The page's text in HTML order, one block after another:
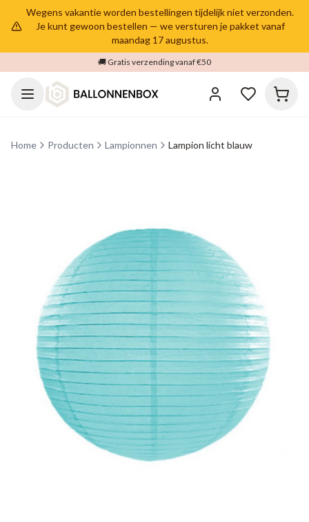
Wegens vakantie worden bestellingen tijdelijk niet verzonden.
Je kunt gewoon bestellen — we versturen je pakket vanaf
maandag 17 augustus.
🚚 Gratis verzending vanaf €50
Home Producten Lampionnen Lampion licht blauw